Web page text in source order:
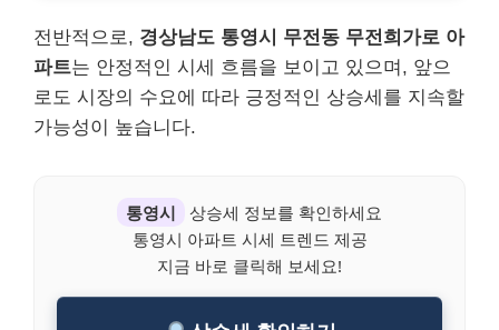
전반적으로, 경상남도 통영시 무전동 무전희가로 아
파트는 안정적인 시세 흐름을 보이고 있으며, 앞으
로도 시장의 수요에 따라 긍정적인 상승세를 지속할
가능성이 높습니다.
통영시
상승세 정보를 확인하세요
통영시 아파트 시세 트렌드 제공
지금 바로 클릭해 보세요!